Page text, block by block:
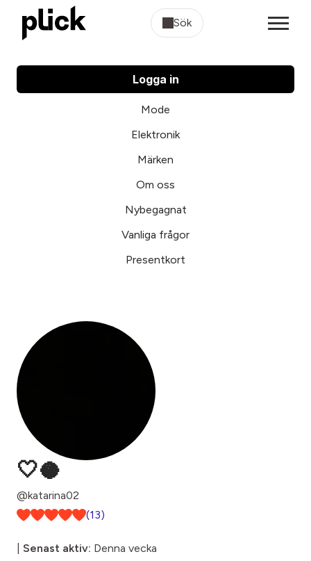
Sök
Logga in
Mode
Elektronik
Märken
Om oss
Nybegagnat
Vanliga frågor
Presentkort
🤍🥥
@katarina02
(13)
Senast aktiv: Denna vecka